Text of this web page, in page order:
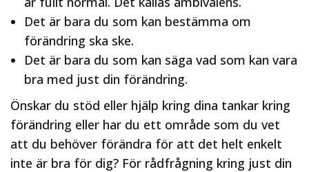
Det är bara du som kan bestämma om
förändring ska ske.
Det är bara du som kan säga vad som kan vara
bra med just din förändring.
Önskar du stöd eller hjälp kring dina tankar kring
förändring eller har du ett område som du vet
att du behöver förändra för att det helt enkelt
inte är bra för dig? För rådfrågning kring just din